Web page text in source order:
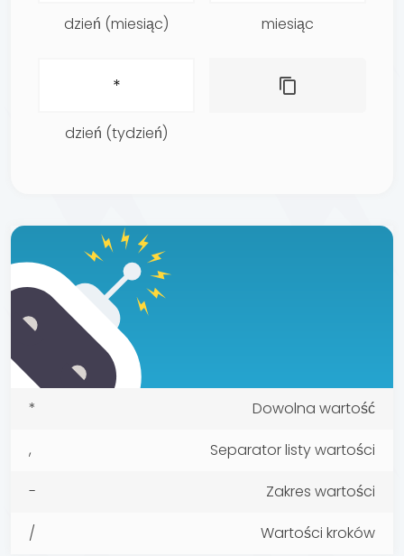
dzień (miesiąc) miesiąc
dzień (tydzień)
*
Dowolna wartość
,
Separator listy wartości
-
Zakres wartości
/
Wartości kroków